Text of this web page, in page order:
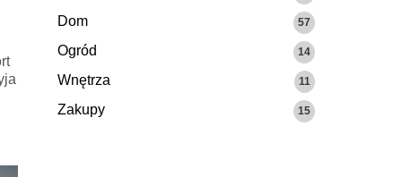
Dom 57
Ogród 14
Wnętrza 11
Zakupy 15